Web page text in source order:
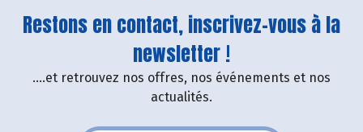
Restons en contact, inscrivez-vous à la
newsletter !
....et retrouvez nos offres, nos événements et nos
actualités.